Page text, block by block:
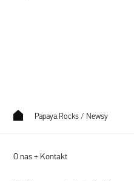
Papaya.Rocks / Newsy
O nas + Kontakt